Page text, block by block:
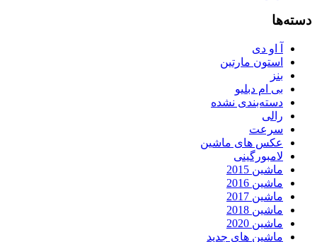
دسته‌ها
آ او دی
استون مارتین
بنز
بی ام دبلیو
دسته‌بندی نشده
رالی
سرعت
عکس های ماشین
لامبورگینی
ماشین 2015
ماشین 2016
ماشین 2017
ماشین 2018
ماشین 2020
ماشین های جدید